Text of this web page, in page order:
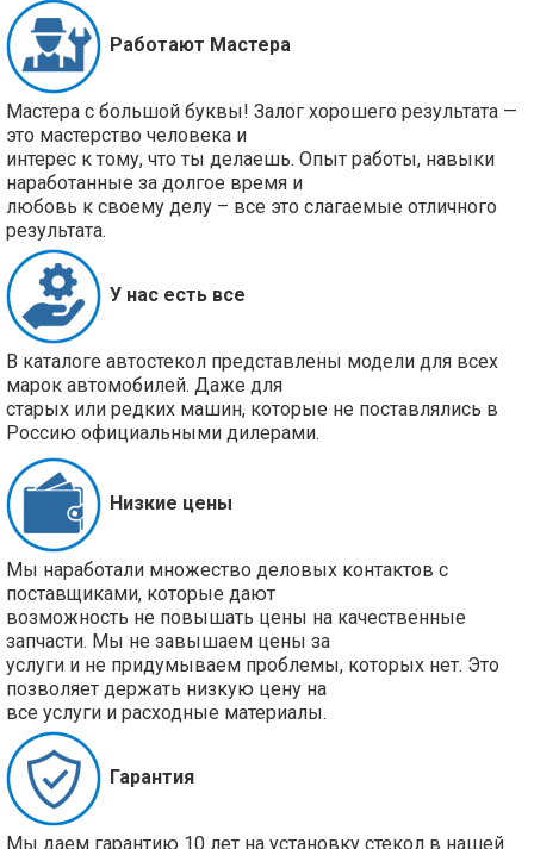
Работают Мастера
Мастера с большой буквы! Залог хорошего результата —
это мастерство человека и
интерес к тому, что ты делаешь. Опыт работы, навыки
наработанные за долгое время и
любовь к своему делу – все это слагаемые отличного
результата.
У нас есть все
В каталоге автостекол представлены модели для всех
марок автомобилей. Даже для
старых или редких машин, которые не поставлялись в
Россию официальными дилерами.
Низкие цены
Мы наработали множество деловых контактов с
поставщиками, которые дают
возможность не повышать цены на качественные
запчасти. Мы не завышаем цены за
услуги и не придумываем проблемы, которых нет. Это
позволяет держать низкую цену на
все услуги и расходные материалы.
Гарантия
Мы даем гарантию 10 лет на установку стекол в нашей